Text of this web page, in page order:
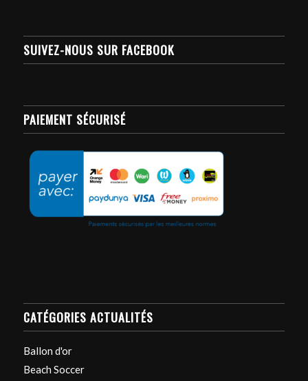
SUIVEZ-NOUS SUR FACEBOOK
PAIEMENT SÉCURISÉ
CATÉGORIES ACTUALITÉS
Ballon d'or
Beach Soccer